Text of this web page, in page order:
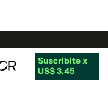
Suscribite x
US$ 3,45